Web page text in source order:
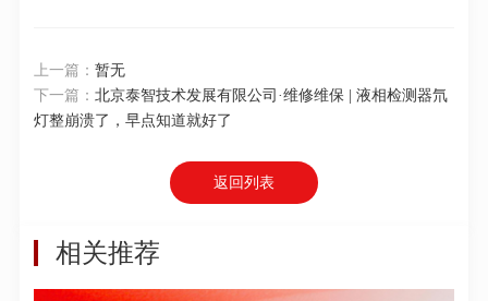
上一篇：暂无
下一篇：北京泰智技术发展有限公司·维修维保 | 液相检测器氘
灯整崩溃了，早点知道就好了
返回列表
相关推荐